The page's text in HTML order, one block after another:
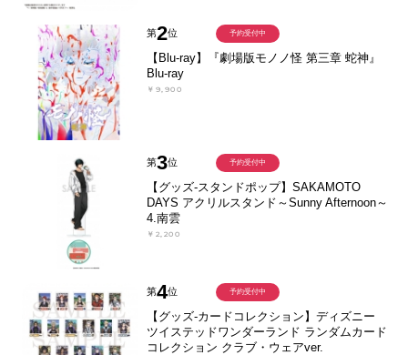
第2位
【Blu-ray】『劇場版モノノ怪 第三章 蛇神』
Blu-ray
￥9,900
予約受付中
第3位
【グッズ-スタンドポップ】SAKAMOTO
DAYS アクリルスタンド～Sunny Afternoon～
4.南雲
￥2,200
予約受付中
第4位
【グッズ-カードコレクション】ディズニー
ツイステッドワンダーランド ランダムカード
コレクション クラブ・ウェアver.
予約受付中